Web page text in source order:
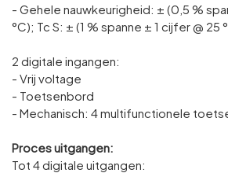
- Gehele nauwkeurigheid: ± (0,5 %
°C); Tc S: ± (1 % spanne ± 1 cijfer @ 25
2 digitale ingangen:
- Vrij voltage
- Toetsenbord
- Mechanisch: 4 multifunctionele
Proces uitgangen:
Tot 4 digitale uitgangen: